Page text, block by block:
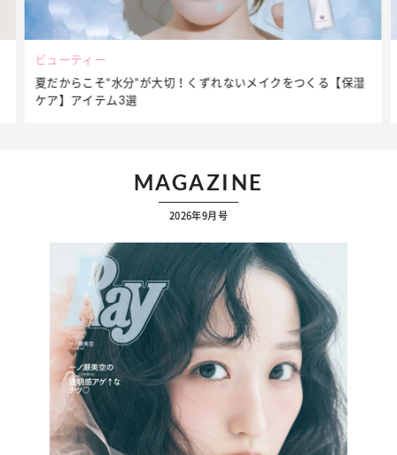
ビューティー
夏だからこそ“水分”が大切！くずれないメイクをつくる【保湿
ケア】アイテム3選
MAGAZINE
2026年9月号